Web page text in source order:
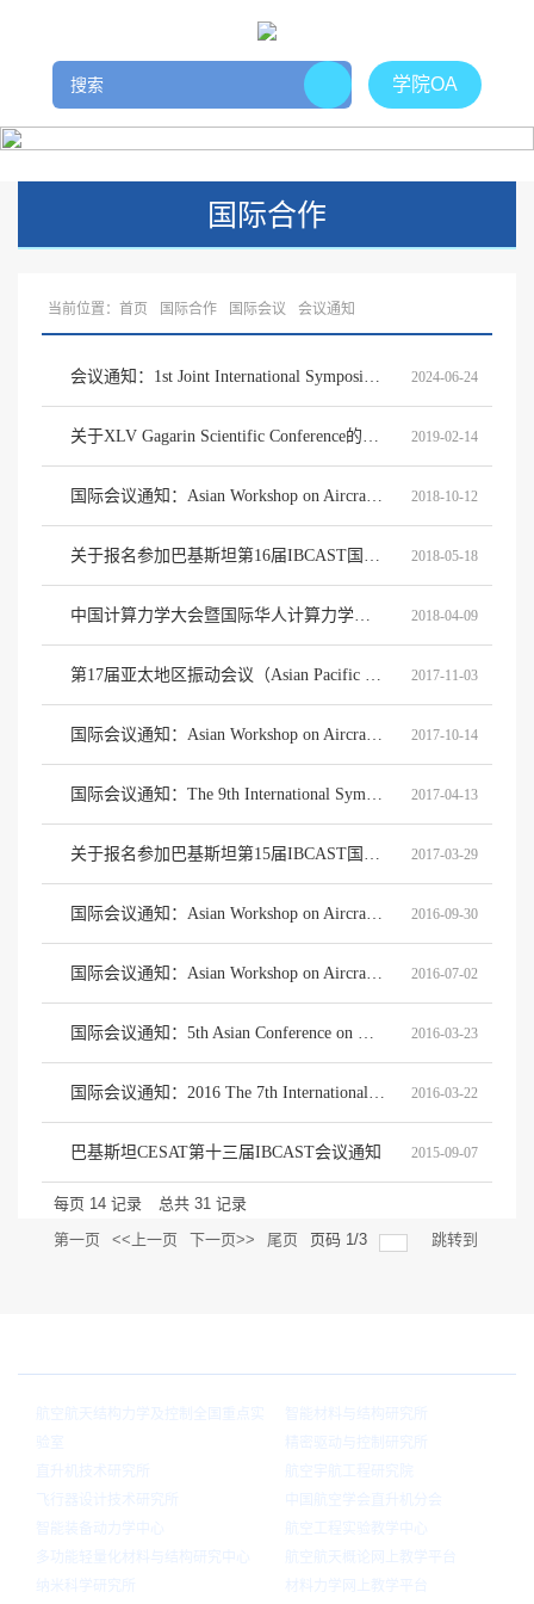
学院OA
国际合作
当前位置： 首页 国际合作 国际会议 会议通知
会议通知：1st Joint International Symposium on Aerospace Engineering and Mechanics 2024-06-24
关于XLV Gagarin Scientific Conference的征文通知 2019-02-14
国际会议通知：Asian Workshop on Aircraft Design Education 2018 2018-10-12
关于报名参加巴基斯坦第16届IBCAST国际会议的通知 2018-05-18
中国计算力学大会暨国际华人计算力学大会2018年征文通知 2018-04-09
第17届亚太地区振动会议（Asian Pacific Vibration Conference, APVC2017）会议通知 2017-11-03
国际会议通知：Asian Workshop on Aircraft Design Education Work Program of the AWADE-2017 Seminar 2017-10-14
国际会议通知：The 9th International Symposium on NDT in Aerospace 2017-04-13
关于报名参加巴基斯坦第15届IBCAST国际会议的通知 2017-03-29
国际会议通知：Asian Workshop on Aircraft Design Education 2016-09-30
国际会议通知：Asian Workshop on Aircraft Design Education 2016-07-02
国际会议通知：5th Asian Conference on Mechanics of Functional Materials and Structures 2016-03-23
国际会议通知：2016 The 7th International Conference on Mechanical and Aerospace Engineering 2016-03-22
巴基斯坦CESAT第十三届IBCAST会议通知 2015-09-07
每页 14 记录 总共 31 记录
第一页
<<上一页 下一页>> 尾页 页码 1/3 跳转到